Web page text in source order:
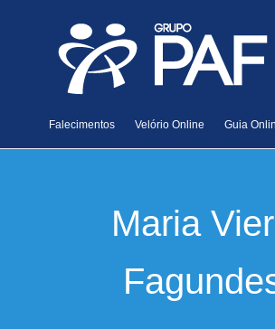
Falecimentos Velório Online Guia
Maria